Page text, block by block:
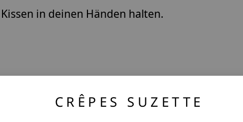
in deinen Händen halten.
CRÊPES SUZETTE